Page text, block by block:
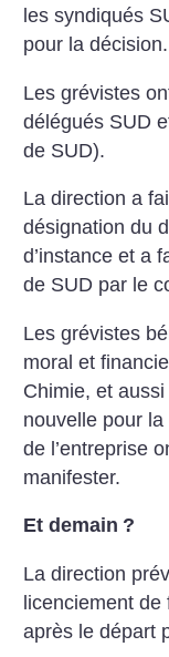
les syndiqués
pour la décision.
Les grévistes
délégués SUD
de SUD).
La direction a
désignation du
d’instance et a
de SUD par le
Les grévistes
moral et
Chimie, et
nouvelle pour
de l’entreprise
manifester.
Et demain ?
La direction
licenciement
après le départ